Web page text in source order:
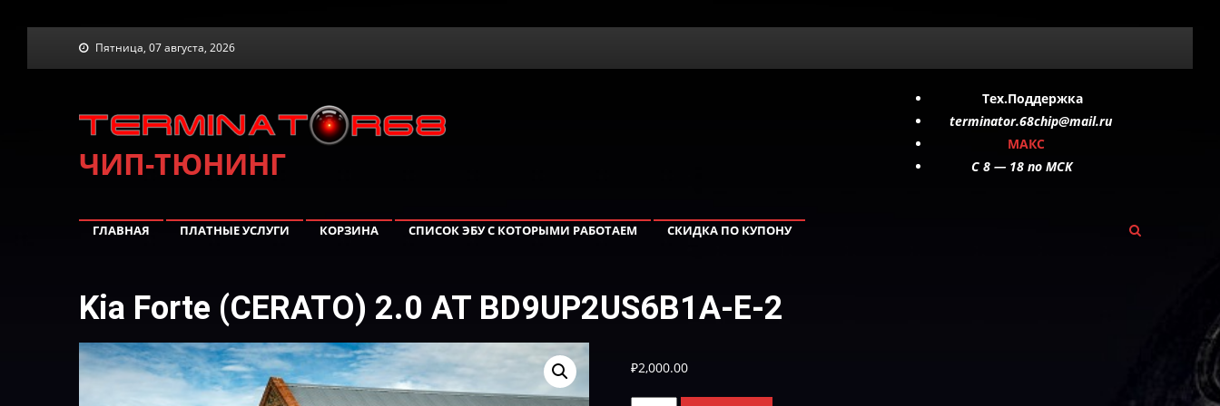
Пятница, 07 августа, 2026
ЧИП-ТЮНИНГ
Тех.Поддержка
terminator.68chip@mail.ru
МАКС
C 8 — 18 по МСК
ГЛАВНАЯ ПЛАТНЫЕ УСЛУГИ КОРЗИНА СПИСОК ЭБУ С КОТОРЫМИ РАБОТАЕМ СКИДКА ПО КУПОНУ
Kia Forte (CERATO) 2.0 AT BD9UP2US6B1A-Е-2
₽2,000.00